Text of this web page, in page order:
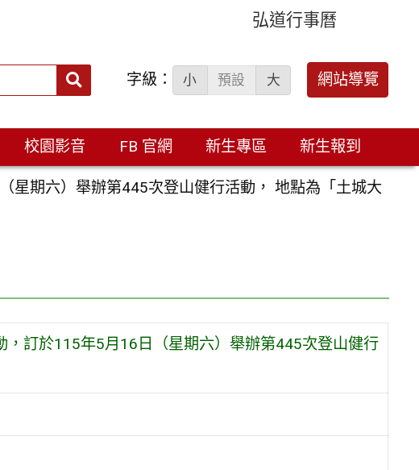
弘道行事曆
搜
字級： 小 預設 大 網站導覽
校園影音 FB 官網 新生專區 新生報到
星期六）舉辦第445次登山健行活動， 地點為「土城大
訂於115年5月16日（星期六）舉辦第445次登山健行